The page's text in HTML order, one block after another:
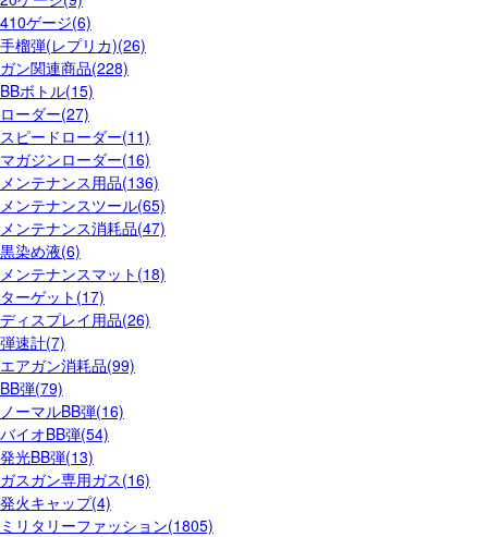
410ゲージ(6)
手榴弾(レプリカ)(26)
ガン関連商品(228)
BBボトル(15)
ローダー(27)
スピードローダー(11)
マガジンローダー(16)
メンテナンス用品(136)
メンテナンスツール(65)
メンテナンス消耗品(47)
黒染め液(6)
メンテナンスマット(18)
ターゲット(17)
ディスプレイ用品(26)
弾速計(7)
エアガン消耗品(99)
BB弾(79)
ノーマルBB弾(16)
バイオBB弾(54)
発光BB弾(13)
ガスガン専用ガス(16)
発火キャップ(4)
ミリタリーファッション(1805)